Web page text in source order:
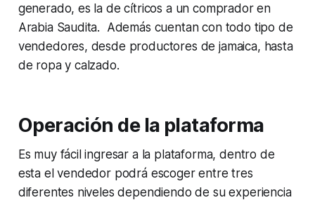
generado, es la de cítricos a un comprador en
Arabia Saudita. Además cuentan con todo tipo de
vendedores, desde productores de jamaica, hasta
de ropa y calzado.
Operación de la plataforma
Es muy fácil ingresar a la plataforma, dentro de
esta el vendedor podrá escoger entre tres
diferentes niveles dependiendo de su experiencia